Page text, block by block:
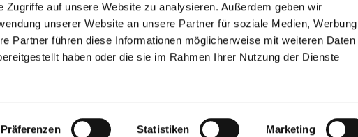
Zugriffe auf unsere Website zu analysieren. Außerdem geben wir
unserer Website an unsere Partner für soziale Medien, Werbung
Partner führen diese Informationen möglicherweise mit weiteren Daten
haben oder die sie im Rahmen Ihrer Nutzung der Dienste
Präferenzen Statistiken Marketing
Kontaktinformationen
Impressum
Hinweisgebersystem